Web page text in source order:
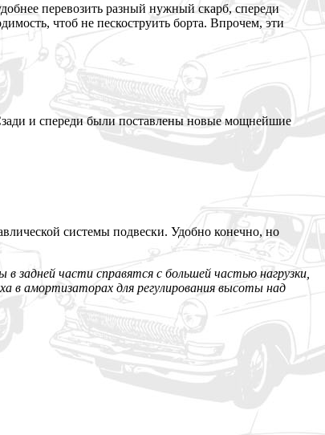
перевозить разный нужный скарб, спереди
чтоб не пескоструить борта. Впрочем, эти
и спереди были поставлены новые мощнейшие
системы подвески. Удобно конечно, но
задней части справятся с большей частью нагрузки,
в амортизаторах для регулирования высоты над